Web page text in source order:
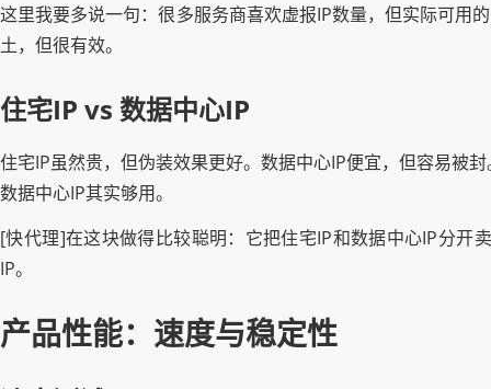
这里我要多说一句：很多服务商喜欢虚报IP数量，但实际可用
土，但很有效。
住宅IP vs 数据中心IP
住宅IP虽然贵，但伪装效果更好。数据中心IP便宜，但容易被
数据中心IP其实够用。
[快代理]在这块做得比较聪明：它把住宅IP和数据中心IP分开
IP。
产品性能：速度与稳定性